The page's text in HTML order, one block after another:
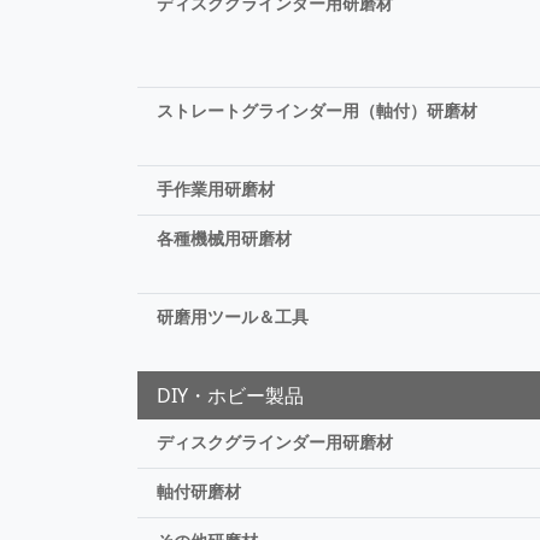
ストレートグラインダー用（軸付）研磨材
手作業用研磨材
各種機械用研磨材
研磨用ツール＆工具
DIY・ホビー製品
ディスクグラインダー用研磨材
軸付研磨材